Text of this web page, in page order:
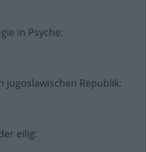
in Psyche:
jugoslawischen Republik:
eilig: